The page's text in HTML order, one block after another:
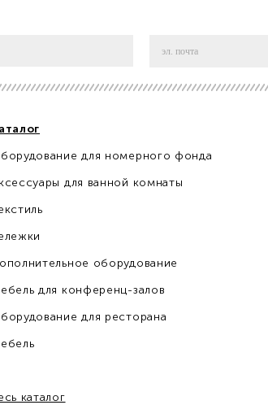
для номерного фонда
для ванной комнаты
оборудование
для конференц-залов
для ресторана
каталог